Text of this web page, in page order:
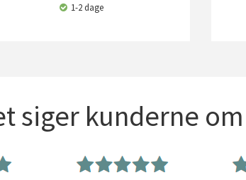
1-2 dage
siger kunderne